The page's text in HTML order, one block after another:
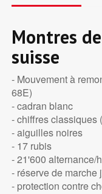
Montres
suisse
- Mouvement à
68E)
- cadran blanc
- chiffres classiques
- aiguilles noires
- 17 rubis
- 21'600 alternance/
- réserve de marche
- protection contre